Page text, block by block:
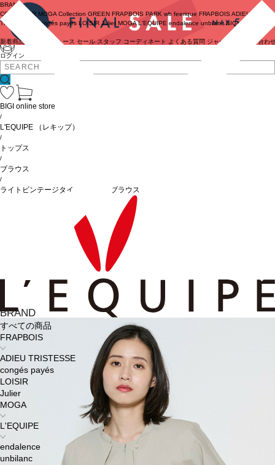
ログイン
BRAND
COUTURIER MOGA Collection GREEN FRAPBOIS PARK wb feerique FRAPBOIS ADIEU
TRISTESSE
congés payés LOISIR Julier MOGA L'EQUIPE endalence unbilanc BIGI online store
新着商品 ニュース セール スタッフ コーディネート よくある質問 ジャーナル お問い合わ
BRAND
すべての商品
FRAPBOIS
ADIEU TRISTESSE
congés payés
LOISIR
Julier
MOGA
L'EQUIPE
endalence
unbilanc
BIGI online store
/
L'EQUIPE （レキップ）
/
トップス
/
ブラウス
/
ライトビンテージタイプライターブラウス